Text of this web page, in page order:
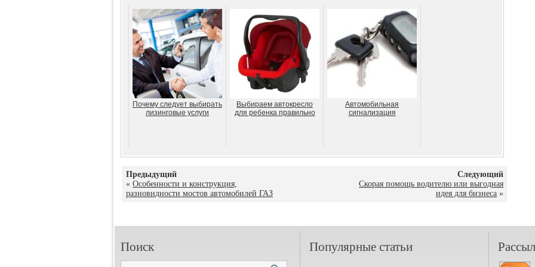
Почему следует выбирать
лизинговые услуги
Выбираем автокресло
для ребенка правильно
Автомобильная
сигнализация
Предыдущий
« Особенности и конструкция,
разновидности мостов автомобилей ГАЗ
Следующий
Скорая помощь водителю или выгодная
идея для бизнеса »
Поиск Популярные статьи